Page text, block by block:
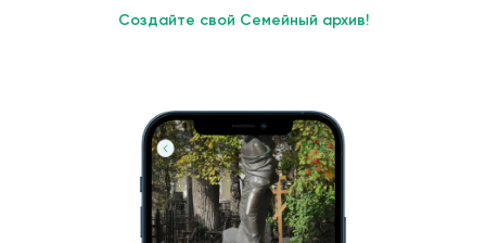
Создайте свой Семейный архив!